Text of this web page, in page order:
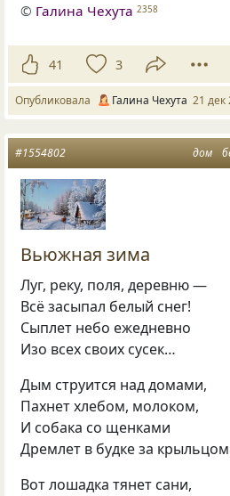
© Галина Чехута 2358
41 3
Опубликовала Галина Чехута 21 дек
дом
#1554802
Вьюжная зима
Луг, реку, поля, деревню —
Всё засыпал белый снег!
Сыплет небо ежедневно
Изо всех своих сусек…
Дым струится над домами,
Пахнет хлебом, молоком,
И собака со щенками
Дремлет в будке за
Вот лошадка тянет сани,